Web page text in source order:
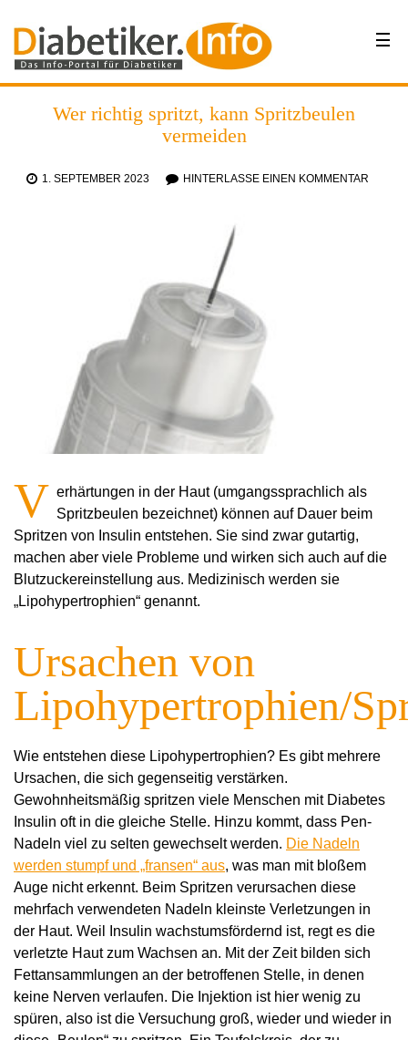
Wer richtig spritzt, kann Spritzbeulen
vermeiden
1. SEPTEMBER 2023 HINTERLASSE EINEN KOMMENTAR
V erhärtungen in der Haut (umgangssprachlich als
Spritzbeulen bezeichnet) können auf Dauer beim
Spritzen von Insulin entstehen. Sie sind zwar gutartig,
machen aber viele Probleme und wirken sich auch auf die
Blutzuckereinstellung aus. Medizinisch werden sie
„Lipohypertrophien“ genannt.
Ursachen von
Lipohypertrophien/
Wie entstehen diese Lipohypertrophien? Es gibt mehrere
Ursachen, die sich gegenseitig verstärken.
Gewohnheitsmäßig spritzen viele Menschen mit Diabetes
Insulin oft in die gleiche Stelle. Hinzu kommt, dass Pen-
Nadeln viel zu selten gewechselt werden. Die Nadeln
werden stumpf und „fransen“ aus, was man mit bloßem
Auge nicht erkennt. Beim Spritzen verursachen diese
mehrfach verwendeten Nadeln kleinste Verletzungen in
der Haut. Weil Insulin wachstumsfördernd ist, regt es die
verletzte Haut zum Wachsen an. Mit der Zeit bilden sich
Fettansammlungen an der betroffenen Stelle, in denen
keine Nerven verlaufen. Die Injektion ist hier wenig zu
spüren, also ist die Versuchung groß, wieder und wieder in